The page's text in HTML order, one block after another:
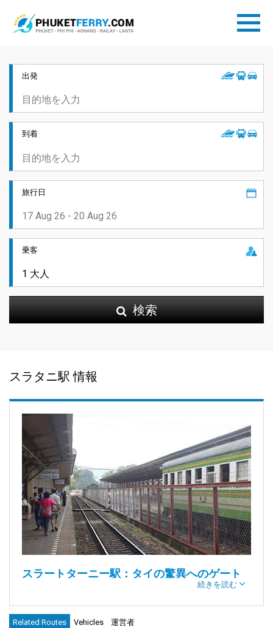
出発
到着
旅行日
乗客
検索
スラタニ駅 情報
スラートターニー駅：タイの驚異へのゲート
導入：
続きを読む
Related Routes Vehicles 運営者